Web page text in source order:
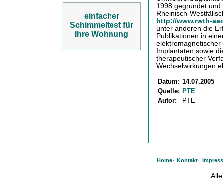
einfacher
Schimmeltest für
Ihre Wohnung
1998 gegründet
Rheinisch-
http://www.rwth-
unter anderen die
Publikationen in
elektromagnetischer
Implantaten sowie
therapeutischer
Wechselwirkungen
Datum: 14.07.2005
Quelle: PTE
Autor:
PTE
Home· Kontakt·